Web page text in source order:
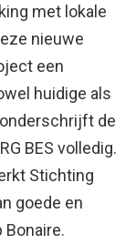
met lokale
nieuwe
een
huidige als
de
BES volledig.
Stichting
goede en